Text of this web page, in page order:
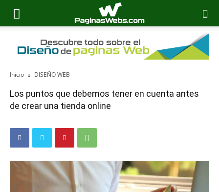
Inicio DISEÑO WEB
Los puntos que debemos tener en cuenta antes
de crear una tienda online